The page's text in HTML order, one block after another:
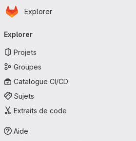
Passer au contenu principal
Page d'accueil
Explorer
principale
Explorer
Projets
Groupes
Catalogue CI/CD
Sujets
Extraits de code
Aide